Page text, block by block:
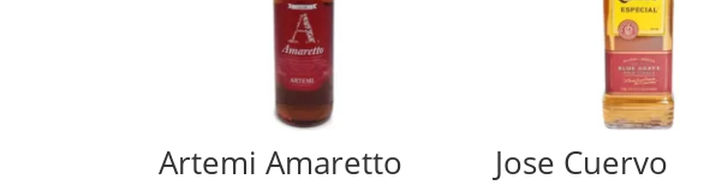
Artemi Amaretto Jose Cuervo